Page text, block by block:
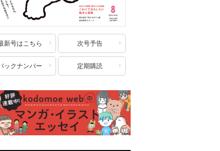
新号はこちら 次号予告
ックナンバー 定期購読